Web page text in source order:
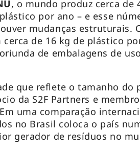
, o mundo produz cerca de
por ano – e esse
mudanças estruturais.
de 16 kg de plástico
de embalagens de
que reflete o tamanho do
da S2F Partners e
uma comparação
no Brasil coloca o país
gerador de resíduos no